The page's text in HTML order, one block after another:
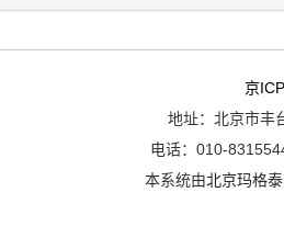
京
地址：北京市丰
电话：010-
本系统由北京玛格